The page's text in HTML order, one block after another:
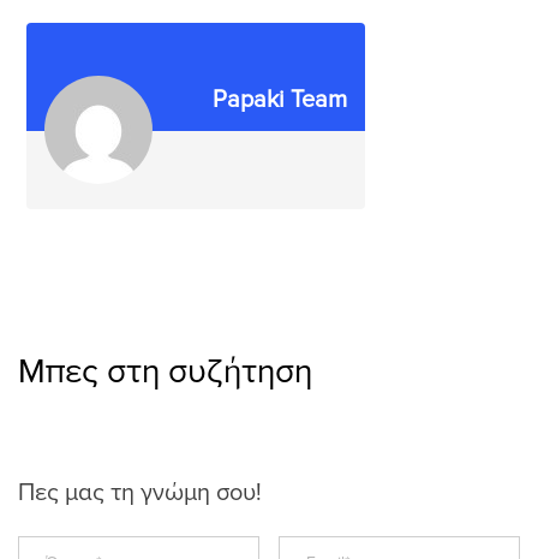
Papaki Team
Μπες στη συζήτηση
Πες μας τη γνώμη σου!